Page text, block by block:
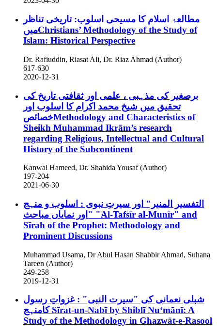
مطالعۂ اسلام کا مسیحی اسلوب: تاریخی تناظر
میںChristians’ Methodology of the Study of
Islam: Historical Perspective
Dr. Rafiuddin, Riasat Ali, Dr. Riaz Ahmad (Author)
617-630
2020-12-31
برصغیر کی مذہبی ، علمی اور ثقافتی تاریخ کی
تحقیق میں شیخ محمد اکرام کا اسلوب اور
خصائصMethodology and Characteristics of
Sheikh Muhammad Ikrām’s research
regarding Religious, Intellectual and Cultural
History of the Subcontinent
Kanwal Hameed, Dr. Shahida Yousaf (Author)
197-204
2021-06-30
التفسیر المنیر" اور سیرتِ نبوی : اسلوب و منہج
اور نمایاں مباحث" "Al-Tafsīr al-Munīr" and
Sīrah of the Prophet: Methodology and
Prominent Discussions
Muhammad Usama, Dr Abul Hasan Shabbir Ahmad, Suhana
Tareen (Author)
249-258
2019-12-31
شبلی نعمانی کی "سیرت النبی" : غزواتِ رسول
کامنہج Sīrat-un-Nabī by Shiblī Nuʻmānī: A
Study of the Methodology in Ghazwāt-e-Rasool